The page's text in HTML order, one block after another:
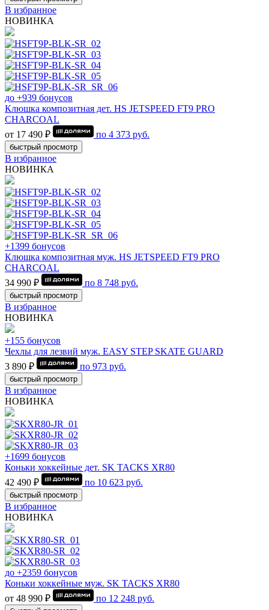
В избранное
НОВИНКА
до +939 бонусов
Клюшка композитная дет. HS JETSPEED FT9 PRO
CHARCOAL
от 17 490 ₽
по 4 373 руб.
быстрый просмотр
В избранное
НОВИНКА
+1399 бонусов
Клюшка композитная муж. HS JETSPEED FT9 PRO
CHARCOAL
34 990 ₽
по 8 748 руб.
быстрый просмотр
В избранное
НОВИНКА
+155 бонусов
Чехлы для лезвий муж. EASY STEP SKATE GUARD
3 890 ₽
по 973 руб.
быстрый просмотр
В избранное
НОВИНКА
+1699 бонусов
Коньки хоккейные дет. SK TACKS XR80
42 490 ₽
по 10 623 руб.
быстрый просмотр
В избранное
НОВИНКА
до +2359 бонусов
Коньки хоккейные муж. SK TACKS XR80
от 48 990 ₽
по 12 248 руб.